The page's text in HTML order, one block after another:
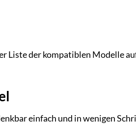
Liste der kompatiblen Modelle
einfach und in wenigen